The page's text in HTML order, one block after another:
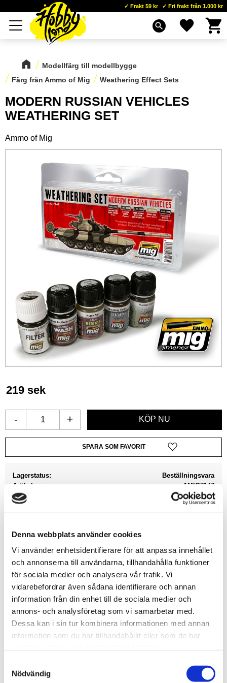
Denna webbplats använder cookies
Vi använder enhetsidentifierare för att anpassa innehållet
och annonserna till användarna, tillhandahålla funktioner
för sociala medier och analysera vår trafik. Vi
vidarebefordrar även sådana identifierare och annan
information från din enhet till de sociala medier och
annons- och analysföretag som vi samarbetar med.
Dessa kan i sin tur kombinera informationen med annan
information som du har tillhandahållit eller som de har
Nödvändig
Meny
Frakt 59 kr Fri frakt från 1.000 kr
search Favoriter
Modellfärg till modellbygge
Färg från Ammo of Mig
Weathering Effect Sets
MODERN RUSSIAN VEHICLES
WEATHERING SET
Ammo of Mig
219 sek
+
-
Lägg till i favoriter
Lagerstatus
Beställningsvara
Artikelnr
AMIG7147
Leveranstid
ca 14 dagar efter beställning
Allmänt
This new set includes a selection of all basic and
necessary products to weather most of the current
Russian vehicles, either in a single green or with some
of the most popular contemporary camouflage. The set
includes everything from the initial filter, washed,